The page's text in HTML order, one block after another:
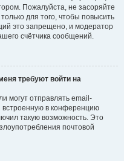
Пожалуйста, не засоряйте
для того, чтобы повысить
это запрещено, и модератор
счётчика сообщений.
требуют войти на
могут отправлять email-
встроенную в конференцию
такую возможность. Это
почтовой